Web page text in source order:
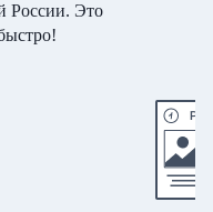
России. Это